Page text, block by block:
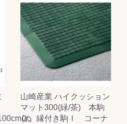
ぬ
山崎産業 ハイクッション
マット300(緑/茶) 本駒
Ｏ 縁付き駒Ｉ コーナ